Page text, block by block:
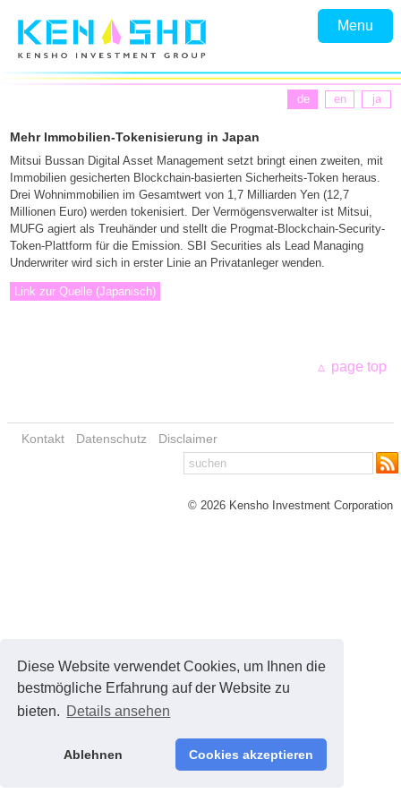
Diese Website verwendet Cookies, um Ihnen die
bestmögliche Erfahrung auf der Website zu
bieten. Details ansehen
Ablehnen Cookies akzeptieren
Menu
de en ja
Mehr Immobilien-Tokenisierung in Japan
Mitsui Bussan Digital Asset Management setzt bringt einen zweiten, mit
Immobilien gesicherten Blockchain-basierten Sicherheits-Token heraus.
Drei Wohnimmobilien im Gesamtwert von 1,7 Milliarden Yen (12,7
Millionen Euro) werden tokenisiert. Der Vermögensverwalter ist Mitsui,
MUFG agiert als Treuhänder und stellt die Progmat-Blockchain-Security-
Token-Plattform für die Emission. SBI Securities als Lead Managing
Underwriter wird sich in erster Linie an Privatanleger wenden.
Link zur Quelle (Japanisch)
page top
Kontakt Datenschutz Disclaimer
© 2026 Kensho Investment Corporation